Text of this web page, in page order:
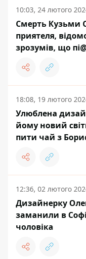
10:03, 24 лютого
Смерть Кузьми
приятеля,
зрозумів, що
18:08, 19 лютого
Улюблена
йому новий
пити чай з
12:36, 02 лютого
Дизайнерку
заманили в
чоловіка